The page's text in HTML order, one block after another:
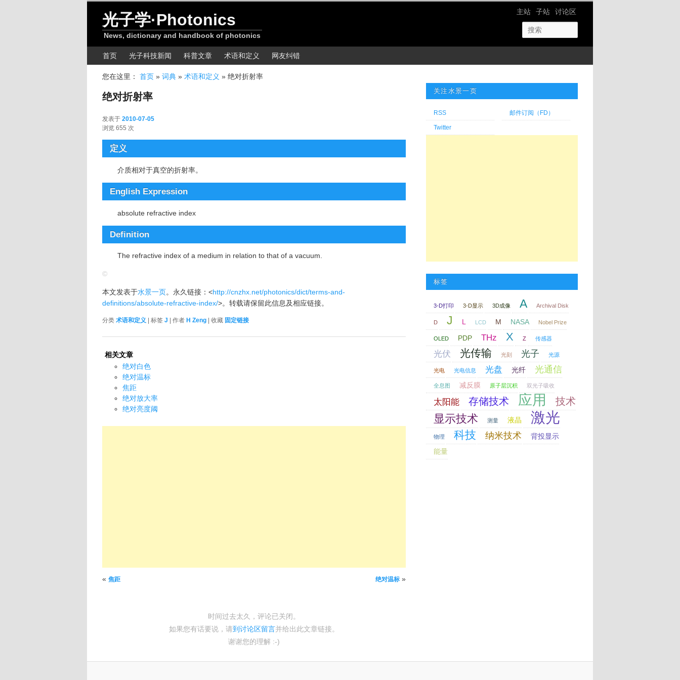
网站导航
主站 子站 讨论区
光子学·Photonics
News, dictionary and handbook of photonics
主菜单首页 光子科技新闻 科普文章 术语和定义 网友纠错
您在这里： 首页 » 词典 » 术语和定义 » 绝对折射率
绝对折射率
发表于 2010-07-05
浏览 655 次
定义
介质相对于真空的折射率。
English Expression
absolute refractive index
Definition
The refractive index of a medium in relation to that of a vacuum.
©
本文发表于水景一页。永久链接：<http://cnzhx.net/photonics/dict/terms-and-
definitions/absolute-refractive-index/>。转载请保留此信息及相应链接。
分类 术语和定义 | 标签 J | 作者 H Zeng | 收藏 固定链接
相关文章
绝对白色
绝对温标
焦距
绝对放大率
绝对亮度阈
文章导航
« 焦距 绝对温标 »
时间过去太久，评论已关闭。
如果您有话要说，请到讨论区留言并给出此文章链接。
谢谢您的理解 :-)
关注水景一页
RSS 邮件订阅（FD）
Twitter
标签
3-D打印 3-D显示 3D成像 A Archival Disk
D J L LCD M NASA Nobel Prize
OLED PDP THz X Z 传感器
光伏 光传输 光刻 光子 光源
光电 光电信息 光盘 光纤 光通信
全息图 减反膜 原子层沉积 双光子吸收
太阳能 存储技术 应用 技术
显示技术 测量 液晶 激光
物理 科技 纳米技术
背投显示
能量